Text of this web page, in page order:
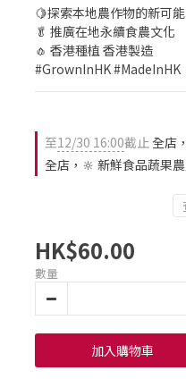
🍋探索本地農作物的新可能
🥬 推廣在地永續食農文化
🧄 香港種植 香港製造
#GrownInHK #MadeInHK
至12/30 16:00截止全店
全店，🔆 新鮮食品蔬果
HK$60.00
數量
加入購物車